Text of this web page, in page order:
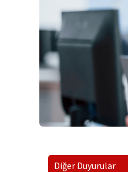
Diğer Duyurular